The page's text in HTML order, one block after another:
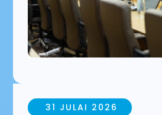
31 JULAI 2026